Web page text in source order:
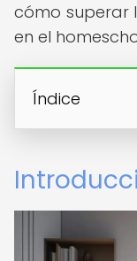
cómo superar
en el
Índice